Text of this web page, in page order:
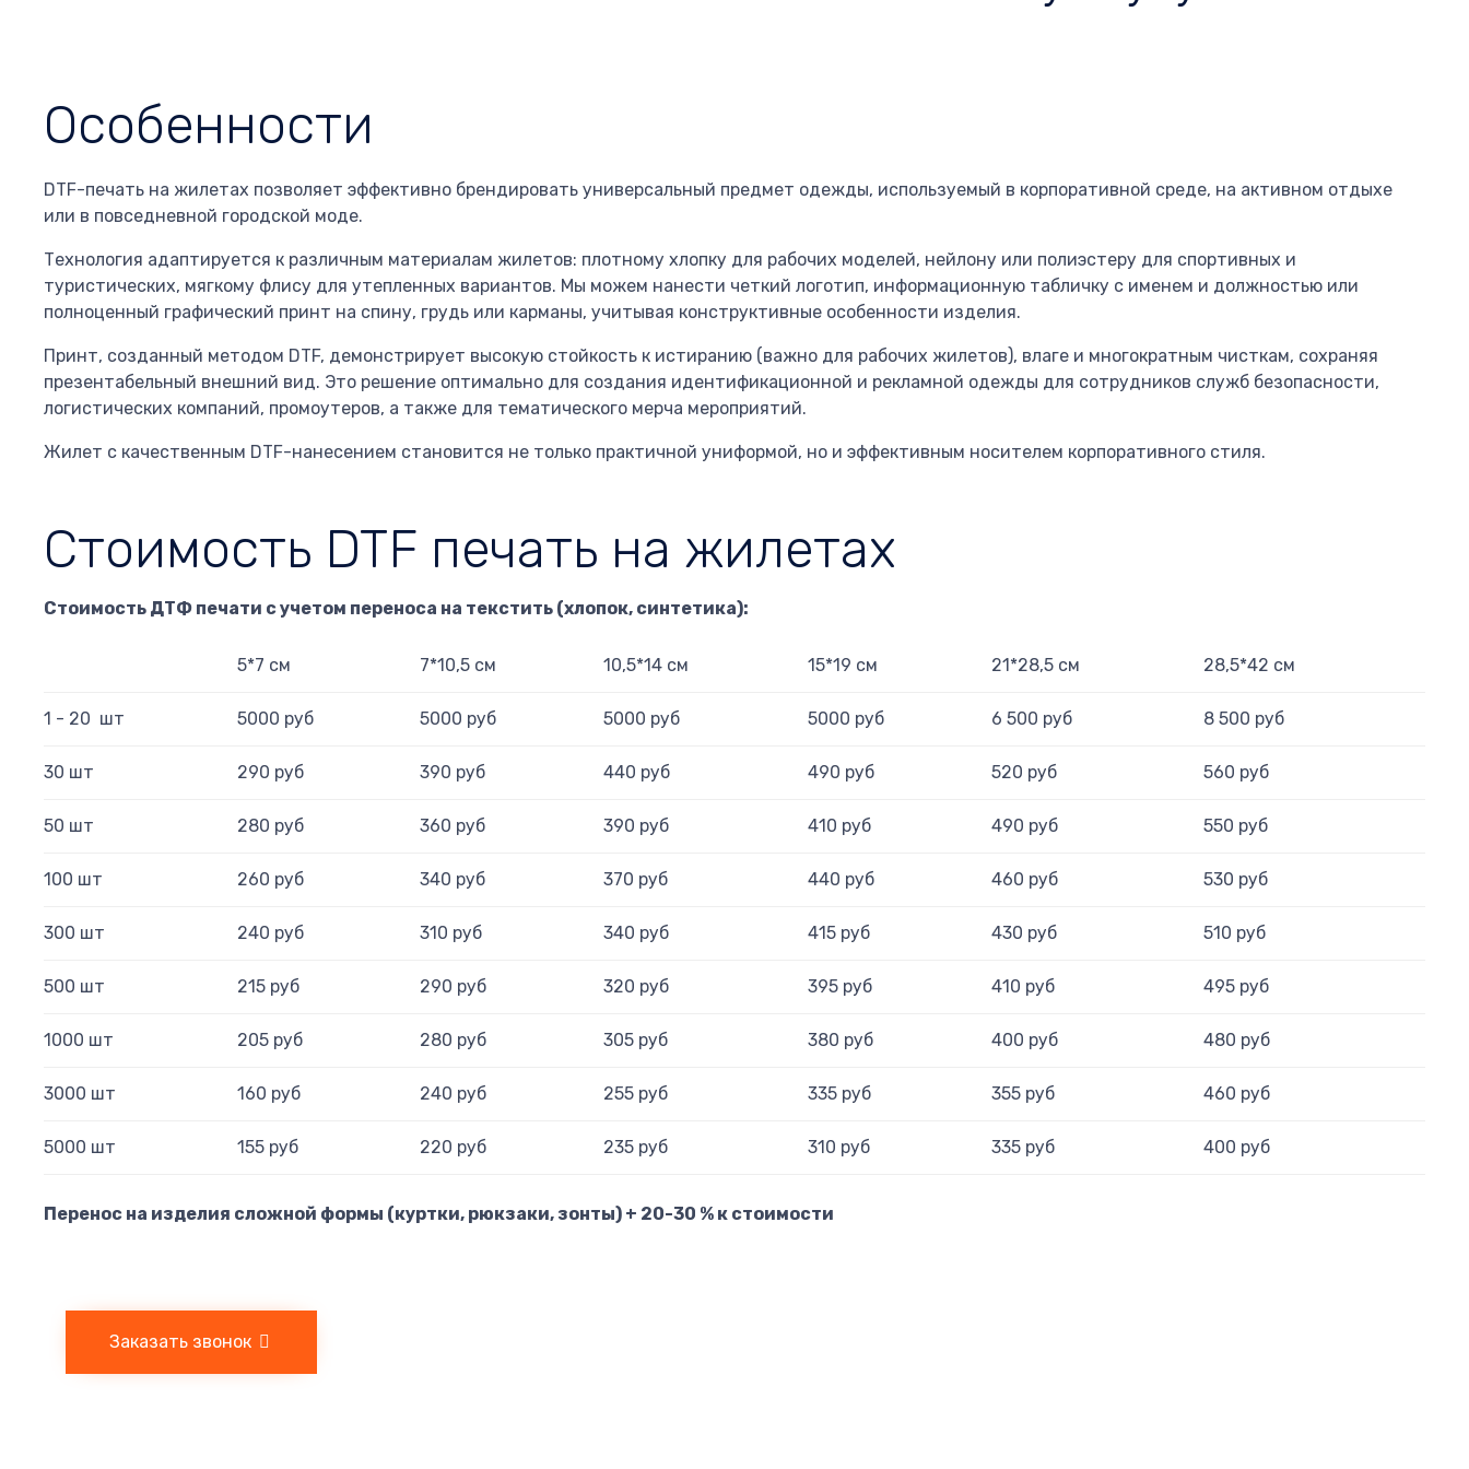
Особенности
DTF-печать на жилетах позволяет эффективно брендировать универсальный предмет одежды, используемый в корпоративной среде, на активном отдыхе
или в повседневной городской моде.
Технология адаптируется к различным материалам жилетов: плотному хлопку для рабочих моделей, нейлону или полиэстеру для спортивных и
туристических, мягкому флису для утепленных вариантов. Мы можем нанести четкий логотип, информационную табличку с именем и должностью или
полноценный графический принт на спину, грудь или карманы, учитывая конструктивные особенности изделия.
Принт, созданный методом DTF, демонстрирует высокую стойкость к истиранию (важно для рабочих жилетов), влаге и многократным чисткам, сохраняя
презентабельный внешний вид. Это решение оптимально для создания идентификационной и рекламной одежды для сотрудников служб безопасности,
логистических компаний, промоутеров, а также для тематического мерча мероприятий.
Жилет с качественным DTF-нанесением становится не только практичной униформой, но и эффективным носителем корпоративного стиля.
Стоимость DTF печать на жилетах
Стоимость ДТФ печати с учетом переноса на текстить (хлопок, синтетика):
5*7 см 7*10,5 см 10,5*14 см 15*19 см 21*28,5 см 28,5*42 см
1 - 20 шт 5000 руб 5000 руб 5000 руб 5000 руб 6 500 руб 8 500 руб
30 шт 290 руб 390 руб 440 руб 490 руб 520 руб 560 руб
50 шт 280 руб 360 руб 390 руб 410 руб 490 руб 550 руб
100 шт 260 руб 340 руб 370 руб 440 руб 460 руб 530 руб
300 шт 240 руб 310 руб 340 руб 415 руб 430 руб 510 руб
500 шт 215 руб 290 руб 320 руб 395 руб 410 руб 495 руб
1000 шт 205 руб 280 руб 305 руб 380 руб 400 руб 480 руб
3000 шт 160 руб 240 руб 255 руб 335 руб 355 руб 460 руб
5000 шт 155 руб 220 руб 235 руб 310 руб 335 руб 400 руб
Перенос на изделия сложной формы (куртки, рюкзаки, зонты) + 20-30 % к стоимости
Заказать звонок